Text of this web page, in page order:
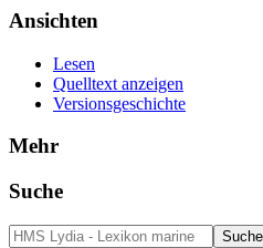
Ansichten
Lesen
Quelltext anzeigen
Versionsgeschichte
Mehr
Suche